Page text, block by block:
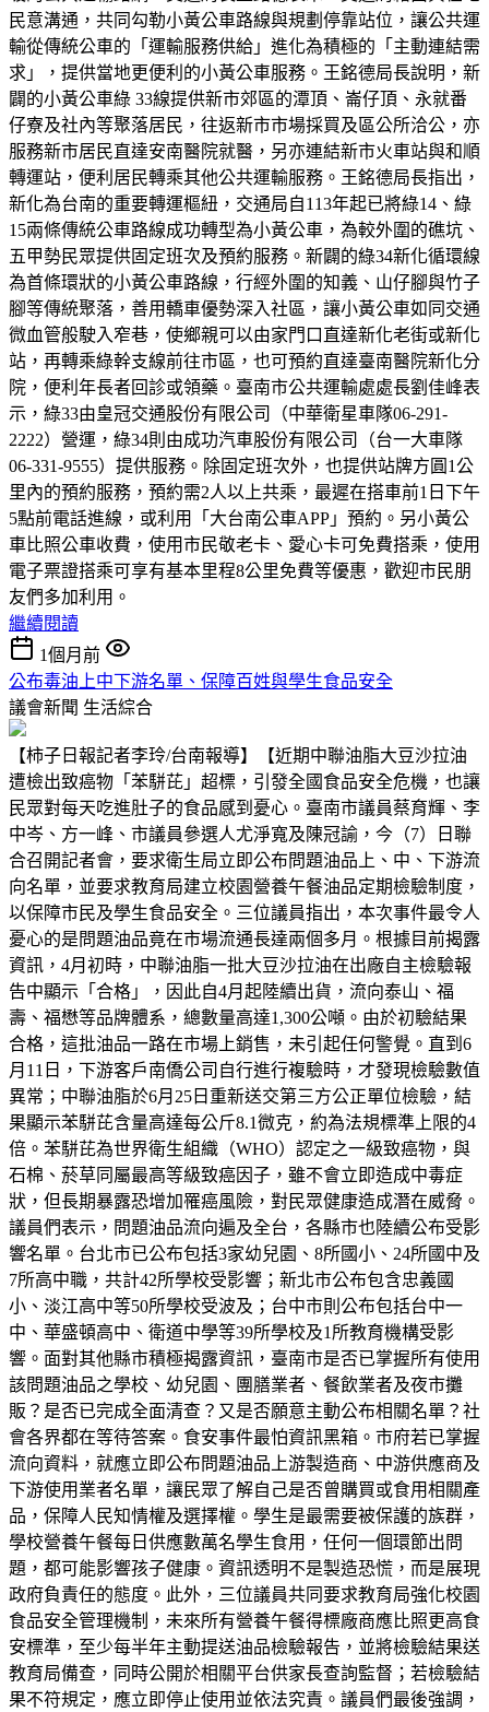
民意溝通，共同勾勒小黃公車路線與規劃停靠站位，讓公共運
輸從傳統公車的「運輸服務供給」進化為積極的「主動連結需
求」，提供當地更便利的小黃公車服務。王銘德局長說明，新
闢的小黃公車綠 33線提供新市郊區的潭頂、崙仔頂、永就番
仔寮及社內等聚落居民，往返新市市場採買及區公所洽公，亦
服務新市居民直達安南醫院就醫，另亦連結新市火車站與和順
轉運站，便利居民轉乘其他公共運輸服務。王銘德局長指出，
新化為台南的重要轉運樞紐，交通局自113年起已將綠14、綠
15兩條傳統公車路線成功轉型為小黃公車，為較外圍的礁坑、
五甲勢民眾提供固定班次及預約服務。新闢的綠34新化循環線
為首條環狀的小黃公車路線，行經外圍的知義、山仔腳與竹子
腳等傳統聚落，善用轎車優勢深入社區，讓小黃公車如同交通
微血管般駛入窄巷，使鄉親可以由家門口直達新化老街或新化
站，再轉乘綠幹支線前往市區，也可預約直達臺南醫院新化分
院，便利年長者回診或領藥。臺南市公共運輸處處長劉佳峰表
示，綠33由皇冠交通股份有限公司（中華衛星車隊06-291-
2222）營運，綠34則由成功汽車股份有限公司（台一大車隊
06-331-9555）提供服務。除固定班次外，也提供站牌方圓1公
里內的預約服務，預約需2人以上共乘，最遲在搭車前1日下午
5點前電話進線，或利用「大台南公車APP」預約。另小黃公
車比照公車收費，使用市民敬老卡、愛心卡可免費搭乘，使用
電子票證搭乘可享有基本里程8公里免費等優惠，歡迎市民朋
友們多加利用。
繼續閱讀
1個月前
公布毒油上中下游名單、保障百姓與學生食品安全
議會新聞 生活綜合
【柿子日報記者李玲/台南報導】【近期中聯油脂大豆沙拉油
遭檢出致癌物「苯駢芘」超標，引發全國食品安全危機，也讓
民眾對每天吃進肚子的食品感到憂心。臺南市議員蔡育輝、李
中岑、方一峰、市議員參選人尤淨寬及陳冠諭，今（7）日聯
合召開記者會，要求衛生局立即公布問題油品上、中、下游流
向名單，並要求教育局建立校園營養午餐油品定期檢驗制度，
以保障市民及學生食品安全。三位議員指出，本次事件最令人
憂心的是問題油品竟在市場流通長達兩個多月。根據目前揭露
資訊，4月初時，中聯油脂一批大豆沙拉油在出廠自主檢驗報
告中顯示「合格」，因此自4月起陸續出貨，流向泰山、福
壽、福懋等品牌體系，總數量高達1,300公噸。由於初驗結果
合格，這批油品一路在市場上銷售，未引起任何警覺。直到6
月11日，下游客戶南僑公司自行進行複驗時，才發現檢驗數值
異常；中聯油脂於6月25日重新送交第三方公正單位檢驗，結
果顯示苯駢芘含量高達每公斤8.1微克，約為法規標準上限的4
倍。苯駢芘為世界衛生組織（WHO）認定之一級致癌物，與
石棉、菸草同屬最高等級致癌因子，雖不會立即造成中毒症
狀，但長期暴露恐增加罹癌風險，對民眾健康造成潛在威脅。
議員們表示，問題油品流向遍及全台，各縣市也陸續公布受影
響名單。台北市已公布包括3家幼兒園、8所國小、24所國中及
7所高中職，共計42所學校受影響；新北市公布包含忠義國
小、淡江高中等50所學校受波及；台中市則公布包括台中一
中、華盛頓高中、衛道中學等39所學校及1所教育機構受影
響。面對其他縣市積極揭露資訊，臺南市是否已掌握所有使用
該問題油品之學校、幼兒園、團膳業者、餐飲業者及夜市攤
販？是否已完成全面清查？又是否願意主動公布相關名單？社
會各界都在等待答案。食安事件最怕資訊黑箱。市府若已掌握
流向資料，就應立即公布問題油品上游製造商、中游供應商及
下游使用業者名單，讓民眾了解自己是否曾購買或食用相關產
品，保障人民知情權及選擇權。學生是最需要被保護的族群，
學校營養午餐每日供應數萬名學生食用，任何一個環節出問
題，都可能影響孩子健康。資訊透明不是製造恐慌，而是展現
政府負責任的態度。此外，三位議員共同要求教育局強化校園
食品安全管理機制，未來所有營養午餐得標廠商應比照更高食
安標準，至少每半年主動提送油品檢驗報告，並將檢驗結果送
教育局備查，同時公開於相關平台供家長查詢監督；若檢驗結
果不符規定，應立即停止使用並依法究責。議員們最後強調，